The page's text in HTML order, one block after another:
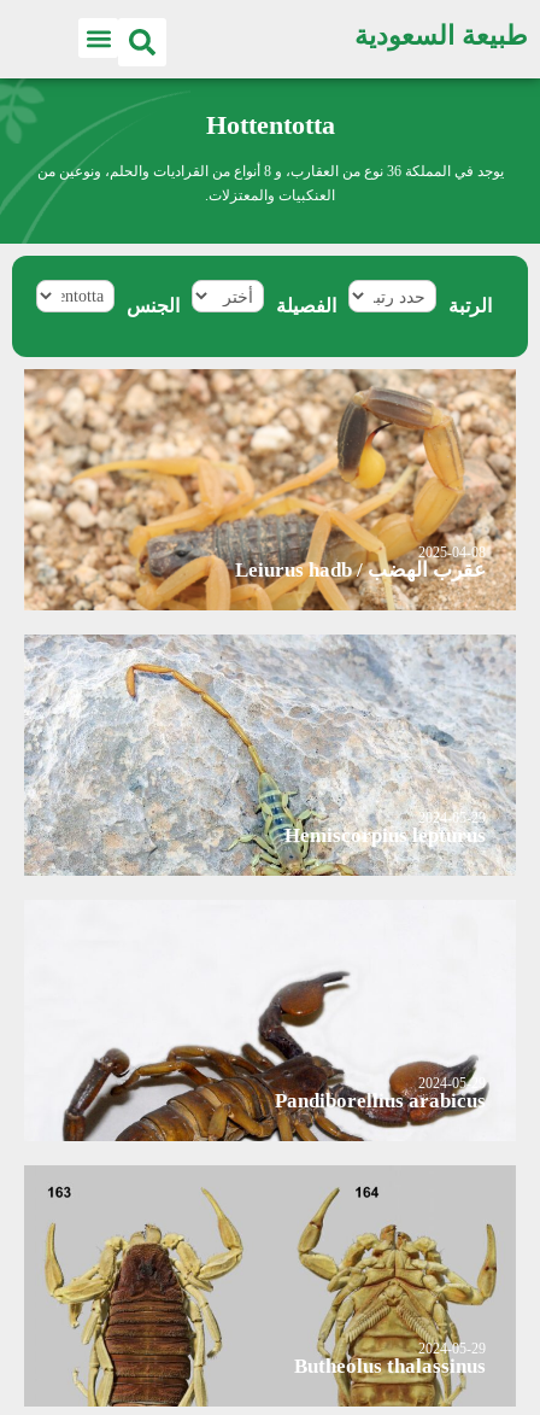
طبيعة السعودية
Hottentotta
يوجد في المملكة 36 نوع من العقارب، و 8 أنواع من القراديات والحلم، ونوعين من
العنكبيات والمعتزلات.
الرتبة الفصيلة الجنس
2025-04-08
عقرب الهضب / Leiurus hadb
2024-05-29
Hemiscorpius lepturus
2024-05-29
Pandiborellius arabicus
2024-05-29
Butheolus thalassinus